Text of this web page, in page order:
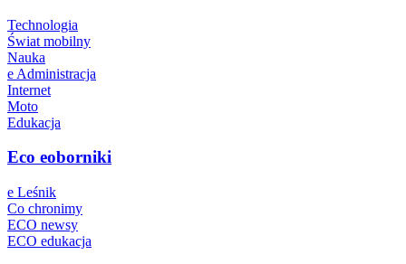
Technologia
Świat mobilny
Nauka
e Administracja
Internet
Moto
Edukacja
Eco eoborniki
e Leśnik
Co chronimy
ECO newsy
ECO edukacja